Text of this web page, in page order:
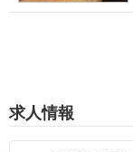
求人情報